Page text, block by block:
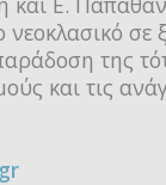
νεοκλασικό σε
της
και τις